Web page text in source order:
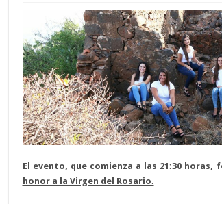
El evento, que comienza a las 21:30
honor a la Virgen del Rosario.